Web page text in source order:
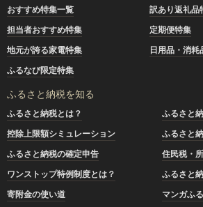
おすすめ特集一覧
訳あり返礼品
担当者おすすめ特集
定期便特集
地元が誇る家電特集
日用品・消耗
ふるなび限定特集
ふるさと納税を知る
ふるさと納税とは？
ふるさと
控除上限額シミュレーション
ふるさと
ふるさと納税の確定申告
住民税・
ワンストップ特例制度とは？
ふるさと
寄附金の使い道
マンガふ